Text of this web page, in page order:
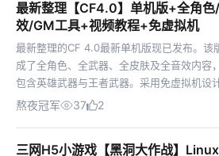
最新整理【CF4.0】单机版+全角
效/GM工具+视频教程+免虚拟机
最新整理的CF 4.0最新单机版现已发布。该
成了全角色、全武器、全皮肤及全音效内容
包含英雄武器与王者武器。采用免虚拟机设
供一键式单机启动端，并附带GM工具及详细
熬夜冠军 37 2
三网H5小游戏【黑洞大作战】